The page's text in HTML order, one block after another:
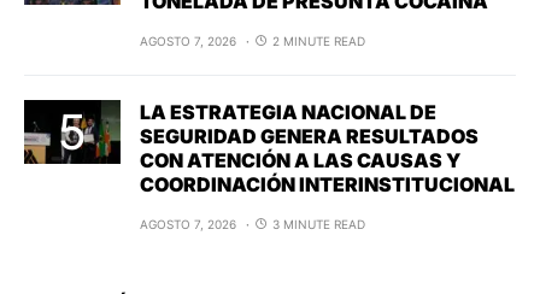
AGOSTO 7, 2026 2 MINUTE READ
LA ESTRATEGIA NACIONAL DE
SEGURIDAD GENERA RESULTADOS
CON ATENCIÓN A LAS CAUSAS Y
COORDINACIÓN INTERINSTITUCIONAL
AGOSTO 7, 2026 3 MINUTE READ